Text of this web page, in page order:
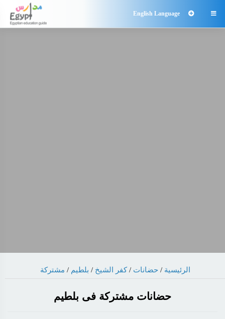

English Language
الرئيسية / حضانات /كفر الشيخ / بلطيم / مشتركة
حضانات مشتركة فى بلطيم